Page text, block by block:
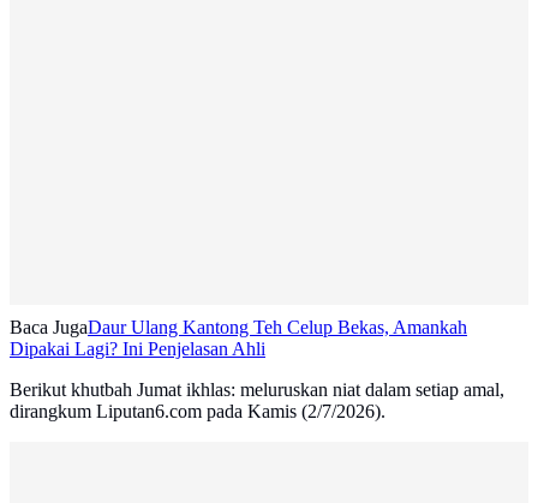
Baca JugaDaur Ulang Kantong Teh Celup Bekas, Amankah
Dipakai Lagi? Ini Penjelasan Ahli
Berikut khutbah Jumat ikhlas: meluruskan niat dalam setiap amal,
dirangkum Liputan6.com pada Kamis (2/7/2026).